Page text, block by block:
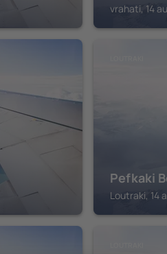
vrahati, 14
Pefkaki
Loutraki, 14